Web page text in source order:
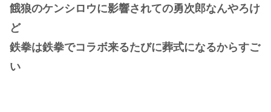
餓狼のケンシロウに影響されての勇次郎なんやろけ
ど
鉄拳は鉄拳でコラボ来るたびに葬式になるからすご
い